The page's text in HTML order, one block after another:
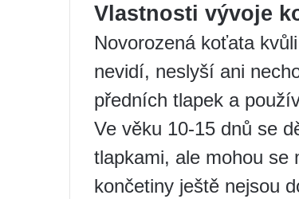
Vlastnosti vývoje
Novorozená koťata
nevidí, neslyší ani
předních tlapek a
Ve věku 10-15 dnů se
tlapkami, ale mohou
končetiny ještě nejsou